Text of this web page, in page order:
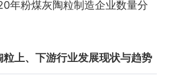
年粉煤灰陶粒制造企业数量分
粒上、下游行业发展现状与趋势